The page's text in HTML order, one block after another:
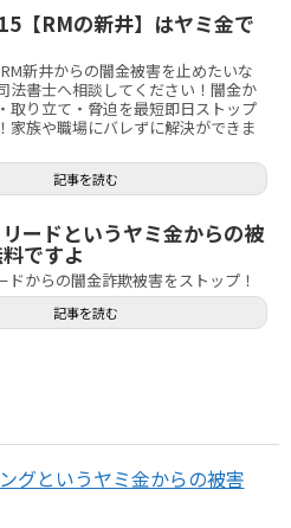
【RMの新井】はヤミ金で
新井からの闇金被害を止めたいな
法書士へ相談してください！闇金か
取り立て・脅迫を最短即日ストップ
家族や職場にバレずに解決ができま
記事を読む
リードというヤミ金からの被
ですよ
ドからの闇金詐欺被害をストップ！
記事を読む
グというヤミ金からの被害